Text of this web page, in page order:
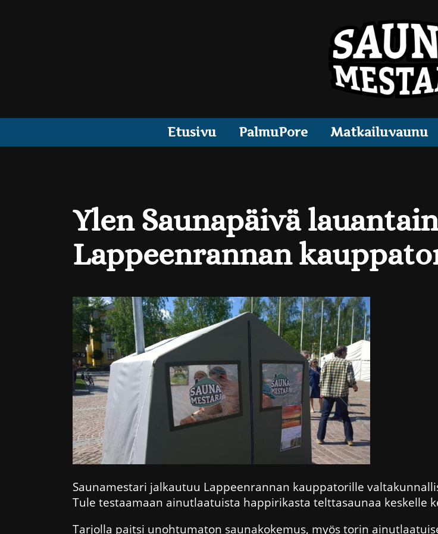
Etusivu PalmuPore Matkailuvaunu
Ylen Saunapäivä
Lappeenrannan
Saunamestari jalkautuu Lappeenrannan kauppatorille
Tule testaamaan ainutlaatuista happirikasta telttasaunaa keskelle
Tarjolla paitsi unohtumaton saunakokemus, myös torin